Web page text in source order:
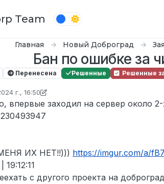
Team
Главная Новый Доброград
Бан по ошибке за
Перенесена Решенные Решенные
г., 16:50
inquizzy
впервые заходил на сервер около 2-
ИХ НЕТ!!))) https://imgur.com/a/
19:12:11
с другого проекта на